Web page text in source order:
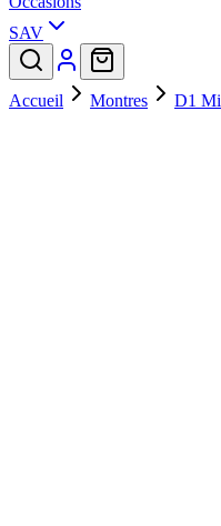
SAV
Accueil Montres D1